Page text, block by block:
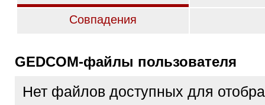
Совпадения
GEDCOM-файлы пользователя
Нет файлов доступных для